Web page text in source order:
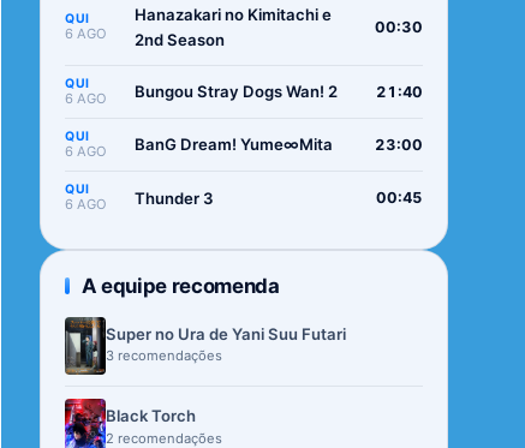
QUI
6 AGO
Hanazakari no Kimitachi e
2nd Season
00:30
QUI
6 AGO Bungou Stray Dogs Wan! 2 21:40
QUI
6 AGO BanG Dream! Yume∞Mita 23:00
QUI
6 AGO Thunder 3 00:45
A equipe recomenda
Super no Ura de Yani Suu Futari
3 recomendações
Black Torch
2 recomendações